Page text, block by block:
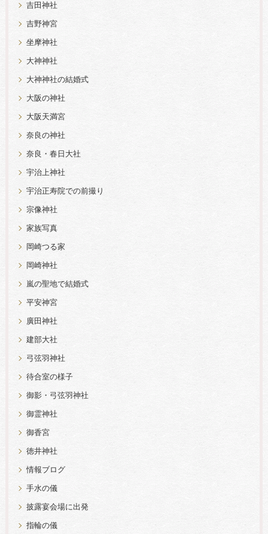
吉田神社
吉野神宮
坐摩神社
大神神社
大神神社の結婚式
大阪の神社
大阪天満宮
奈良の神社
奈良・春日大社
宇治上神社
宇治正寿院での前撮り
宗像神社
家族写真
岡崎つる家
岡崎神社
嵐の聖地で結婚式
平安神宮
廣田神社
建部大社
弓弦羽神社
待合室の様子
御影・弓弦羽神社
御霊神社
御香宮
徳井神社
情報ブログ
手水の儀
披露宴会場に出発
指輪の儀